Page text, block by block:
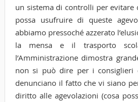
un sistema di controlli per
possa usufruire di queste
abbiamo pressoché azzerato
la mensa e il trasporto
l’Amministrazione dimostra
non si può dire per i consiglieri
denunciano il fatto che vi siano
diritto alle agevolazioni (cosa